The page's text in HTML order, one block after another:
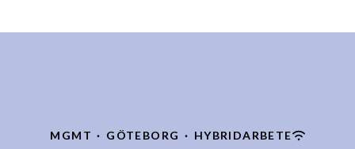
MGMT · GÖTEBORG · HYBRIDARBETE